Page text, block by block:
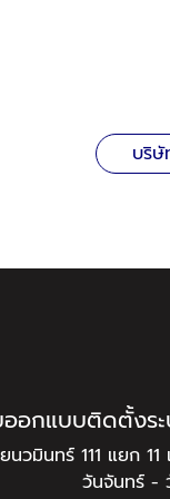
บริษั
ออกแบบติดตั้งร
นวมินทร์ 111 แยก
วันจันทร์ -